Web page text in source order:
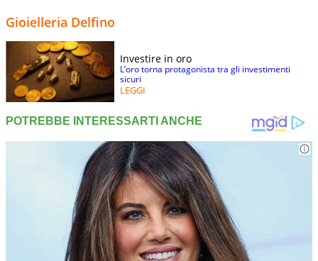
Gioielleria Delfino
Investire in oro
L’oro torna protagonista tra gli investimenti
sicuri
LEGGI